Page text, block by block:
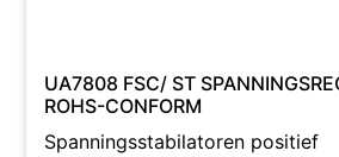
UA7808 FSC/ ST
ROHS-CONFORM
Spanningsstabilatoren positief